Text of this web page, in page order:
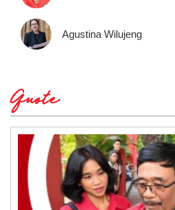
Agustina Wilujeng
Quote